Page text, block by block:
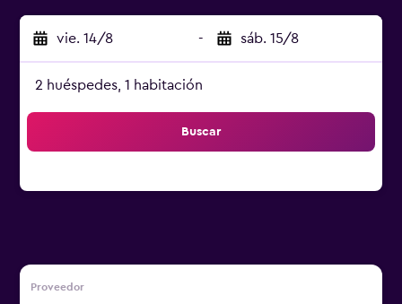
vie. 14/8 - sáb. 15/8
2 huéspedes, 1 habitación
Buscar
Proveedor